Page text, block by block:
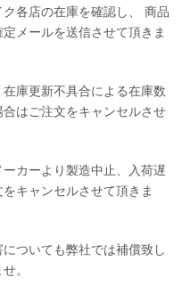
各店の在庫を確認し、 商品
メールを送信させて頂きま
庫更新不具合による在庫数
はご注文をキャンセルさせ
カーより製造中止、入荷遅
キャンセルさせて頂きま
ついても弊社では補償致し
。